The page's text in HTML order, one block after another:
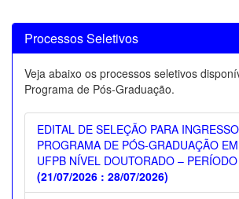
Processos Seletivos
Veja abaixo os processos seletivos
Programa de Pós-Graduação.
EDITAL DE SELEÇÃO PARA
PROGRAMA DE PÓS-GRADUAÇÃO
UFPB NÍVEL DOUTORADO –
(21/07/2026 : 28/07/2026)